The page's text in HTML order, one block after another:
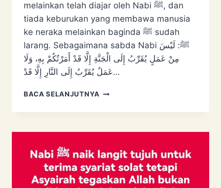
melainkan telah diajar oleh Nabi ﷺ, dan
tiada keburukan yang membawa manusia
ke neraka melainkan baginda ﷺ sudah
larang. Sebagaimana sabda Nabi ﷺ: لَيْسَ
مِنْ عَمَلٍ يُقَرِّبُ إِلَى ‌الْجَنَّةِ إِلَّا قَدْ ‌أَمَرْتُكُمْ ‌بِهِ، وَلَا
عَمَلٌ يُقَرِّبُ إِلَى النَّارِ إِلَّا قَدْ…
BACA SELANJUTNYA TIADA
KECUALI
ﷺ
AJAR